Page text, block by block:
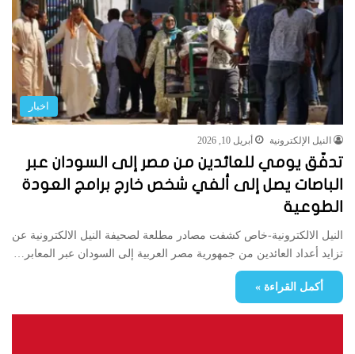
اخبار
النيل الإلكترونية أبريل 10, 2026
تدفّق يومي للعائدين من مصر إلى السودان عبر
الباصات يصل إلى ألفي شخص خارج برامج العودة
الطوعية
النيل الالكترونية-خاص كشفت مصادر مطلعة لصحيفة النيل الالكترونية عن
تزايد أعداد العائدين من جمهورية مصر العربية إلى السودان عبر المعابر…
أكمل القراءة »